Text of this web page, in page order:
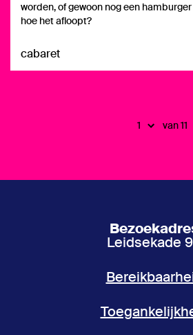
worden, of gewoon nog een
hoe het afloopt?
cabaret
van 11
Leidsekade